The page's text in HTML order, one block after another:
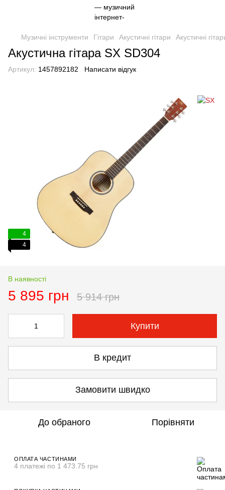
Музичні інструменти Гітари Акустичні гітари Акустичні
Акустична гітара SX SD304
Артикул: 1457892182 Написати відгук
4
4
В наявності
5 895 грн 5 914 грн
Купити
В кредит
Замовити швидко
До обраного Порівняти
ОПЛАТА ЧАСТИНАМИ
4 платежі по 1 473.75 грн